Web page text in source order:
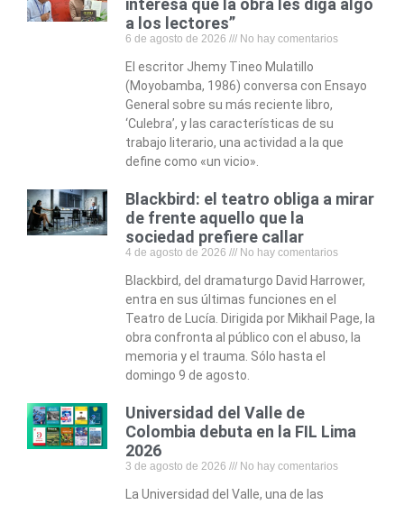
interesa que la obra les diga algo
a los lectores”
6 de agosto de 2026 No hay comentarios
El escritor Jhemy Tineo Mulatillo
(Moyobamba, 1986) conversa con Ensayo
General sobre su más reciente libro,
‘Culebra’, y las características de su
trabajo literario, una actividad a la que
define como «un vicio».
Blackbird: el teatro obliga a mirar
de frente aquello que la
sociedad prefiere callar
4 de agosto de 2026 No hay comentarios
Blackbird, del dramaturgo David Harrower,
entra en sus últimas funciones en el
Teatro de Lucía. Dirigida por Mikhail Page, la
obra confronta al público con el abuso, la
memoria y el trauma. Sólo hasta el
domingo 9 de agosto.
Universidad del Valle de
Colombia debuta en la FIL Lima
2026
3 de agosto de 2026 No hay comentarios
La Universidad del Valle, una de las